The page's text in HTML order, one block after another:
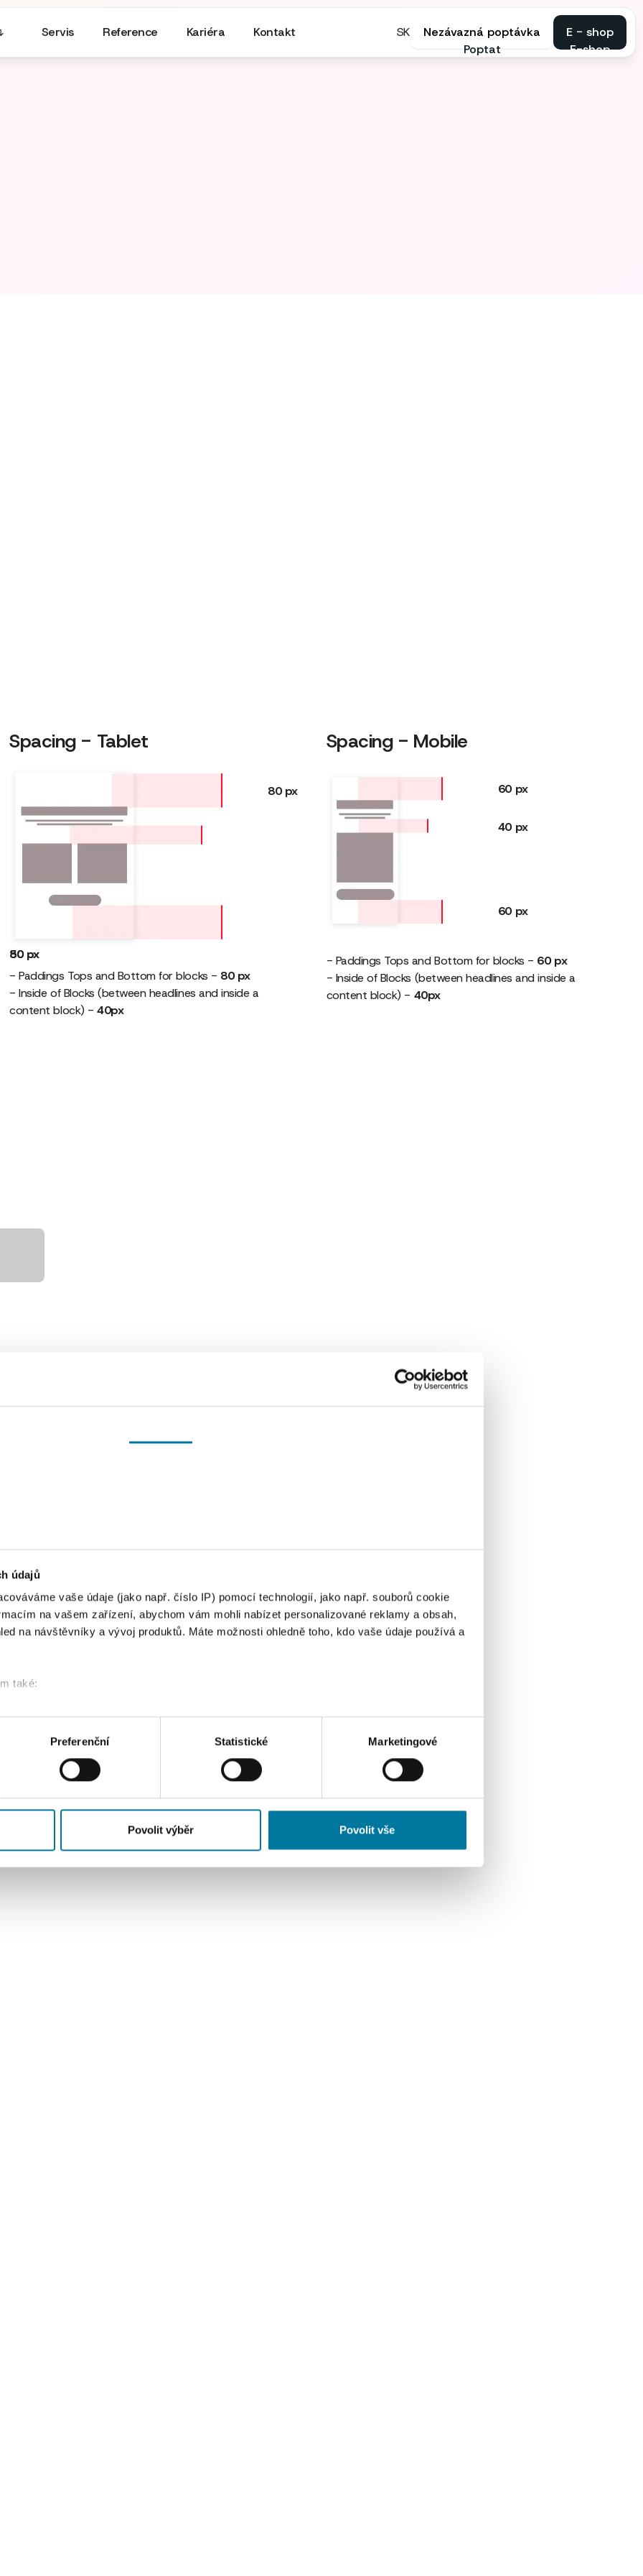
údajů
vaše údaje (jako např. číslo IP) pomocí technologií, jako např. souborů cookie
na vašem zařízení, abychom vám mohli nabízet personalizované reklamy a obsah,
na návštěvníky a vývoj produktů. Máte možnosti ohledně toho, kdo vaše údaje používá a
také:
pomocí aktivního skenování pro konkrétní charakteristiky (otisk prstu)
vaše osobní údaje, a nastavte si předvolby v
části s podrobnostmi. Svůj souhlas
s dalšími informacemi, které jste jim poskytli nebo které získali v důsledku toho, že
Preferenční Statistické Marketingové
Povolit výběr Povolit vše
Servis Reference Kariéra Kontakt SK
Nezávazná poptávka
Poptat
E - shop
E-shop
Spacing - Tablet
80 px
50 px
80 px
- Paddings Tops and Bottom for blocks - 80 px
- Inside of Blocks (between headlines and inside a
content block) -40px
Spacing - Mobile
60 px
40 px
60 px
- Paddings Tops and Bottom for blocks - 60 px
- Inside of Blocks (between headlines and inside a
content block) - 40px
Heading 2
Heading 3
Heading 4